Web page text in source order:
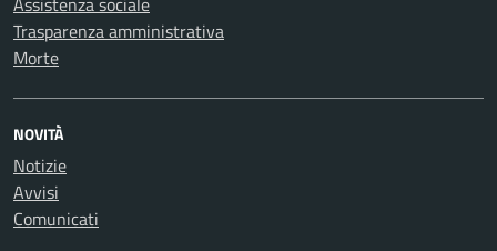
Trasparenza amministrativa
Morte
NOVITÀ
Notizie
Avvisi
Comunicati